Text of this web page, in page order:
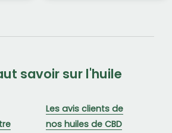
savoir sur l'huile
Les avis clients de
nos huiles de CBD